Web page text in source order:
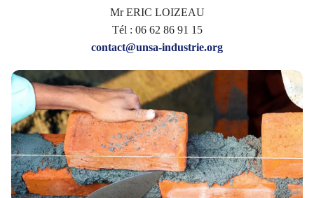
Mr ERIC LOIZEAU
Tél : 06 62 86 91 15
contact@unsa-industrie.org